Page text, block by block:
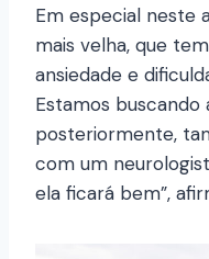
Em especial neste
mais velha, que
ansiedade e
Estamos buscando
posteriormente,
com um
ela ficará bem”,